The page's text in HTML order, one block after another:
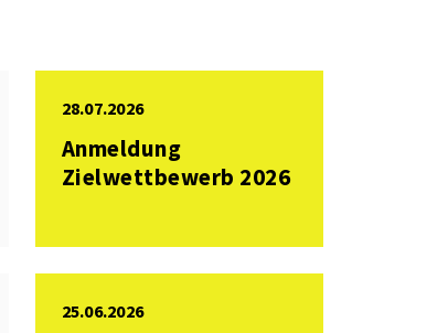
28.07.2026
Anmeldung
Zielwettbewerb 2026
25.06.2026